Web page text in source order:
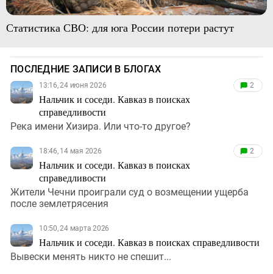
Статистика СВО: для юга России потери растут
ПОСЛЕДНИЕ ЗАПИСИ В БЛОГАХ
13:16, 24 июня 2026
Нальчик и соседи. Кавказ в поисках
справедливости
2
Река имени Хизира. Или что-то другое?
18:46, 14 мая 2026
Нальчик и соседи. Кавказ в поисках
справедливости
2
Жители Чечни проиграли суд о возмещении ущерба
после землетрясения
10:50, 24 марта 2026
Нальчик и соседи. Кавказ в поисках справедливости
Вывески менять никто не спешит...